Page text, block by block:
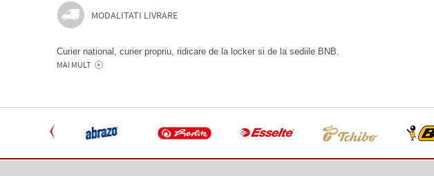
MODALITATI LIVRARE
Curier national, curier propriu, ridicare de la locker si de la sediile BNB.
MAI MULT